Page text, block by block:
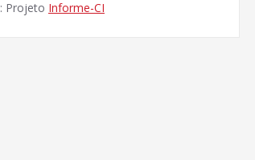
: Projeto Informe-CI